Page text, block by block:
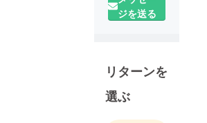
ジを送る
リターンを
選ぶ